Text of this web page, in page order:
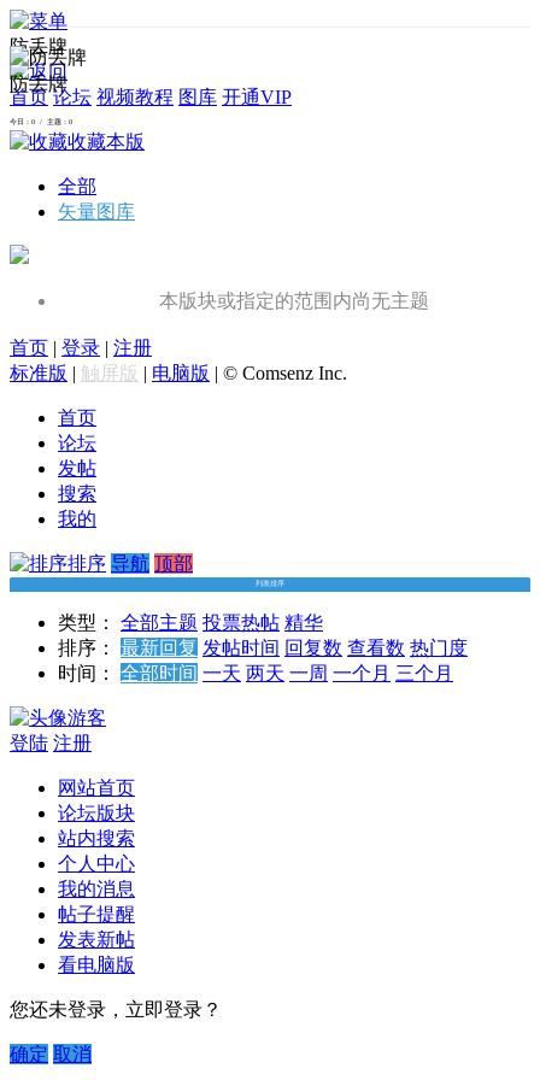
防丢牌
首页 论坛 视频教程 图库 开通VIP
防丢牌
今日：0 / 主题：0
收藏本版
全部
矢量图库
本版块或指定的范围内尚无主题
首页 | 登录 | 注册
标准版 | 触屏版 | 电脑版 | © Comsenz Inc.
首页
论坛
发帖
搜索
我的
排序 导航 顶部
列表排序
类型： 全部主题 投票热帖 精华
排序：
最新回复 发帖时间 回复数 查看数 热门度
时间：
全部时间 一天 两天 一周 一个月 三个月
游客
登陆 注册
网站首页
论坛版块
站内搜索
个人中心
我的消息
帖子提醒
发表新帖
看电脑版
您还未登录，立即登录？
确定 取消